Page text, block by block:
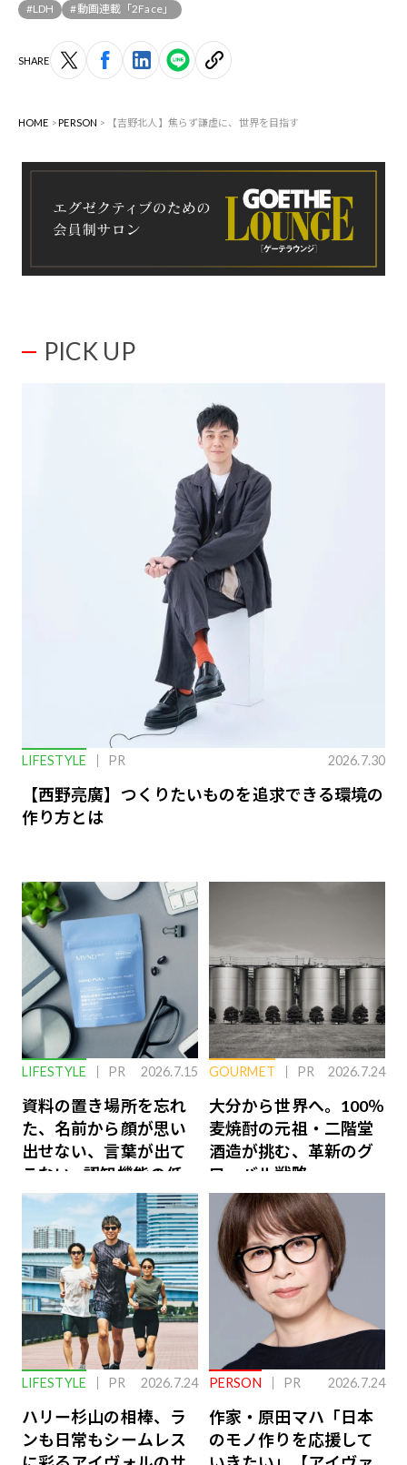
#LDH #動画連載「2Face」
SHARE
HOME PERSON 【吉野北人】焦らず謙虚に、世界を目指す
PICK UP
LIFESTYLE PR 2026.7.30
【西野亮廣】つくりたいものを追求できる環境の
作り方とは
LIFESTYLE PR 2026.7.15
資料の置き場所を忘れ
た、名前から顔が思い
出せない、言葉が出て
こない…認知機能の低
下を救う、脳のインナ
ーケアとは
GOURMET PR 2026.7.24
大分から世界へ。100％
麦焼酎の元祖・二階堂
酒造が挑む、革新のグ
ローバル戦略
LIFESTYLE PR 2026.7.24
ハリー杉山の相棒、ラ
ンも日常もシームレス
PERSON PR 2026.7.24
作家・原田マハ「日本
のモノ作りを応援して